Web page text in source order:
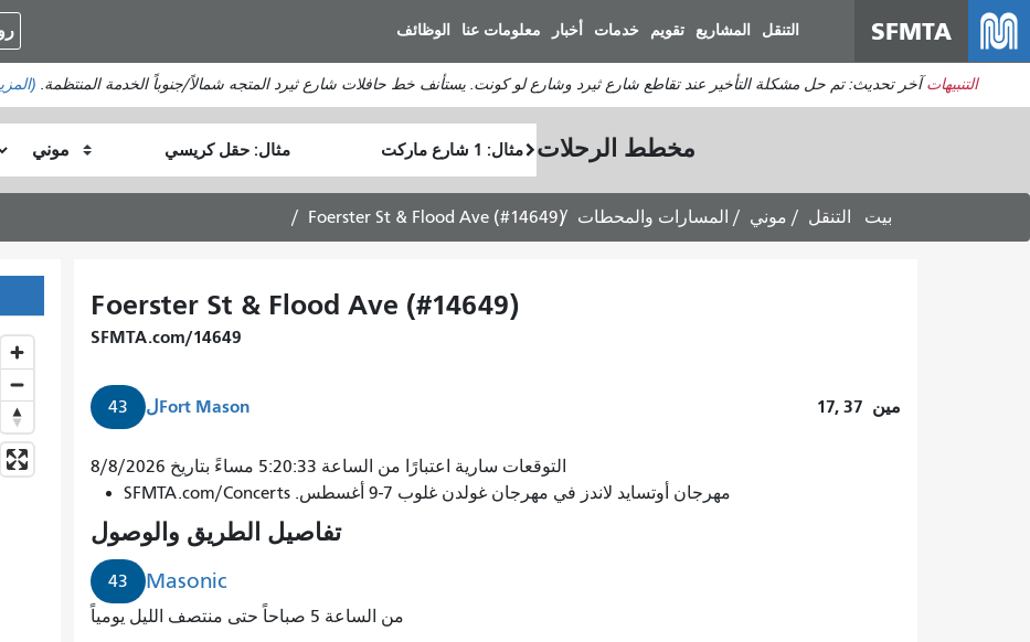
المحتوى
الرئيسي
SFMTA التنقل المشاريع تقويم خدمات أخبار معلومات عنا الوظائف
التنبيهات آخر تحديث: تم حل مشكلة التأخير عند تقاطع شارع ثيرد وشارع لو كونت. يستأنف خط حافلات شارع ثيرد المتجه شمالاً/جنوباً الخدمة المنتظمة.
مخطط الرحلات
البداية
النهاية
كيف
أرغب
السفر
بيت التنقل موني المسارات والمحطات Foerster St & Flood Ave (#14649)
Foerster St & Flood Ave (#14649)
SFMTA.com/14649
43 لFort Mason 17, 37 مين
التوقعات سارية اعتبارًا من الساعة 5:20:33 مساءً بتاريخ 8/8/2026
مهرجان أوتسايد لاندز في مهرجان غولدن غلوب 7-9 أغسطس. SFMTA.com/Concerts
تفاصيل الطريق والوصول
43 Masonic
من الساعة 5 صباحاً حتى منتصف الليل يومياً